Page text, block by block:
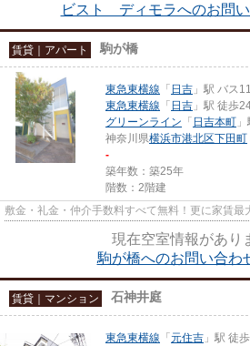
ビスト ディモラへのお問
賃貸｜アパート 駒が橋
東急東横線 「 日吉 」駅 バス
東急東横線 「 日吉 」駅 徒歩
グリーンライン 「 日吉本町
神奈川県横浜市港北区下田町
-
築年数：築25年
階数：2階建
敷金・礼金・仲介手数料すべて無料！更に家賃
現在空室情報があり
駒が橋へのお問い合わ
賃貸｜マンション 石神井庭
東急東横線 「 元住吉 」駅 徒